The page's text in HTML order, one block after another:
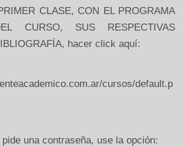
CLASE, CON EL PROGRAMA
CURSO, SUS RESPECTIVAS
hacer click aquí:
cursos/default.p
una contraseña, use la opción: